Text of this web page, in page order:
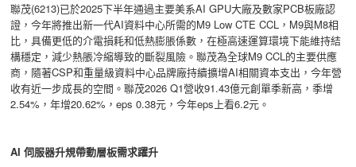
聯茂(6213)已於2025下半年通過主要美系AI GPU大廠及數家PCB板廠認
證，今年將推出新一代AI資料中心所需的M9 Low CTE CCL，M9與M8相
比，具備更低的介電損耗和低熱膨脹係數，在極高速運算環境下能維持結
構穩定，減少熱脹冷縮導致的斷裂風險。聯茂為全球M9 CCL的主要供應
商，隨著CSP和重量級資料中心品牌廠持續擴增AI相關資本支出，今年營
收有近一步成長的空間。聯茂2026 Q1營收91.43億元創單季新高，季增
2.54%，年增20.62%，eps 0.38元，今年eps上看6.2元。
AI伺服器升規帶動層板需求躍升